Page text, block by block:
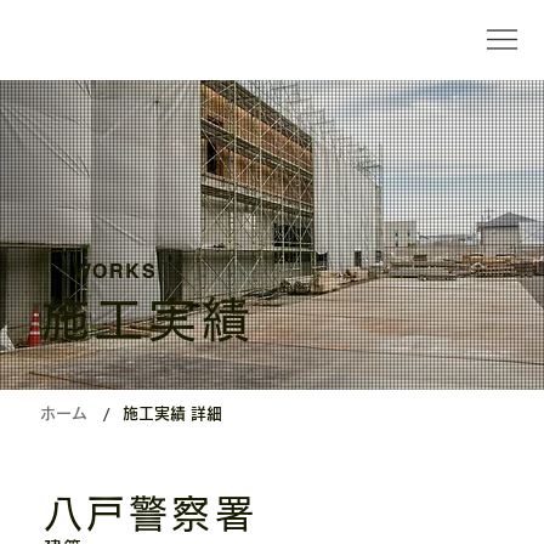
八戸警察署
WORKS
施工実績
ホーム / 施工実績 詳細